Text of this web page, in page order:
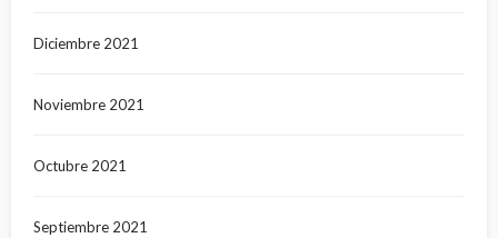
Diciembre 2021
Noviembre 2021
Octubre 2021
Septiembre 2021